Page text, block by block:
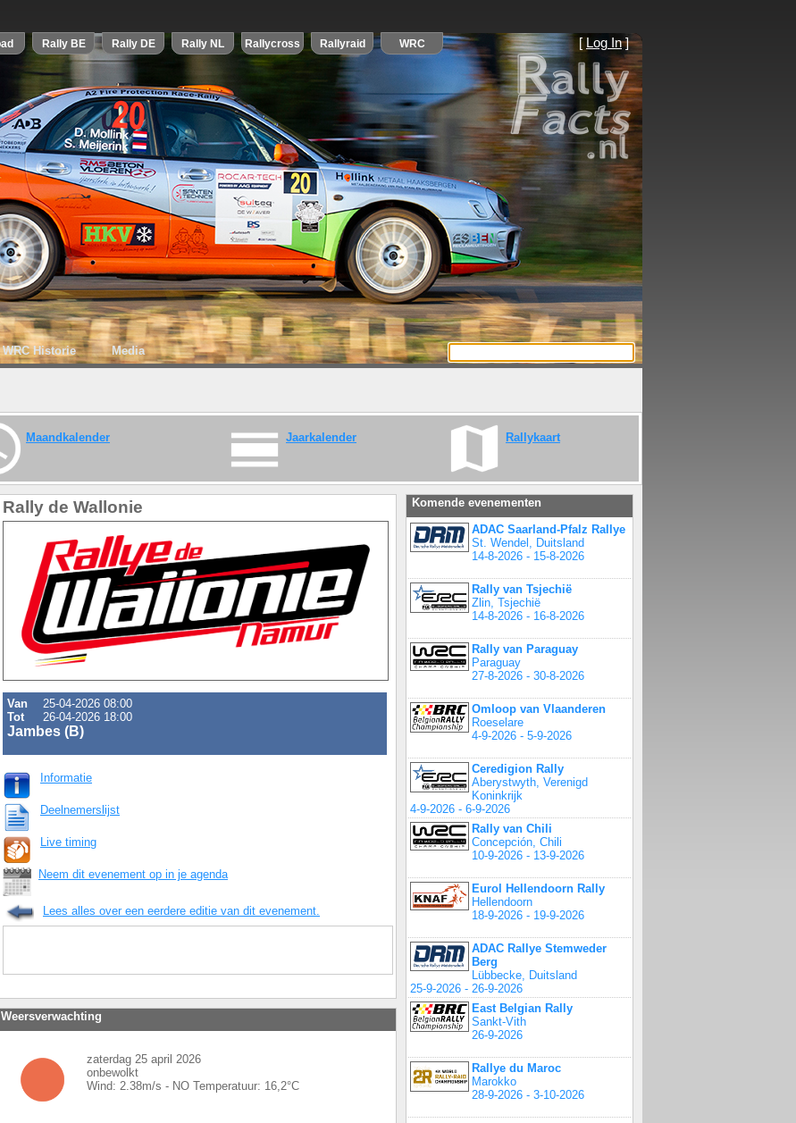
[ Log In]
WRC Historie Media
Maandkalender Jaarkalender Rallykaart
Rally de Wallonie
Van
25-04-2026 08:00
Tot
26-04-2026 18:00
Jambes (B)
Informatie
Deelnemerslijst
Live timing
Neem dit evenement op in je agenda
Lees alles over een eerdere editie van dit evenement.
Weersverwachting
zaterdag 25 april 2026
onbewolkt
Wind: 2.38m/s - NO Temperatuur: 16,2°C
Komende evenementen
ADAC Saarland-Pfalz Rallye
St. Wendel, Duitsland
14-8-2026 - 15-8-2026
Rally van Tsjechië
Zlin, Tsjechië
14-8-2026 - 16-8-2026
Rally van Paraguay
Paraguay
27-8-2026 - 30-8-2026
Omloop van Vlaanderen
Roeselare
4-9-2026 - 5-9-2026
Ceredigion Rally
Aberystwyth, Verenigd
Koninkrijk
4-9-2026 - 6-9-2026
Rally van Chili
Concepción, Chili
10-9-2026 - 13-9-2026
Eurol Hellendoorn Rally
Hellendoorn
18-9-2026 - 19-9-2026
ADAC Rallye Stemweder
Berg
Lübbecke, Duitsland
25-9-2026 - 26-9-2026
East Belgian Rally
Sankt-Vith
26-9-2026
Rallye du Maroc
Marokko
28-9-2026 - 3-10-2026